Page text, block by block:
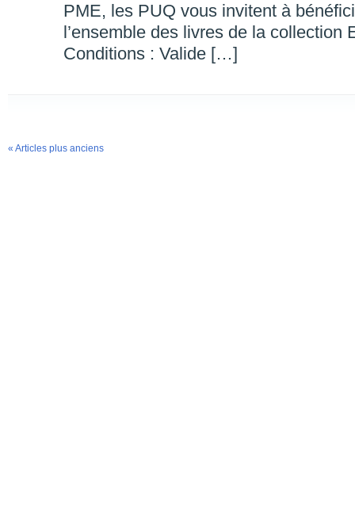
PME, les PUQ vous invitent à
l’ensemble des livres de la collection
Conditions : Valide […]
« Articles plus anciens